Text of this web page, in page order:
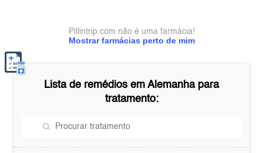
Mostrar farmácias perto de mim
Pillintrip.com não é uma farmácia!
Lista de remédios em Alemanhapara
tratamento: